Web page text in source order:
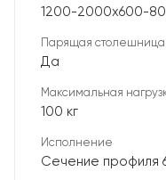
1200-2000х600-
Парящая столешница
Да
Максимальная
100 кг
Исполнение
Сечение профиля